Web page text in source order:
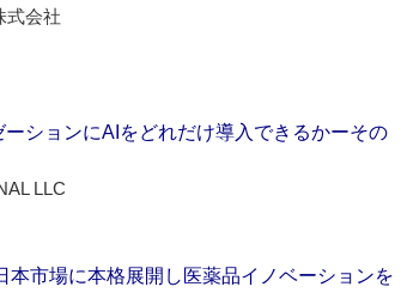
式会社
ションにAIをどれだけ導入できるかーその
LLC
本市場に本格展開し医薬品イノベーションを